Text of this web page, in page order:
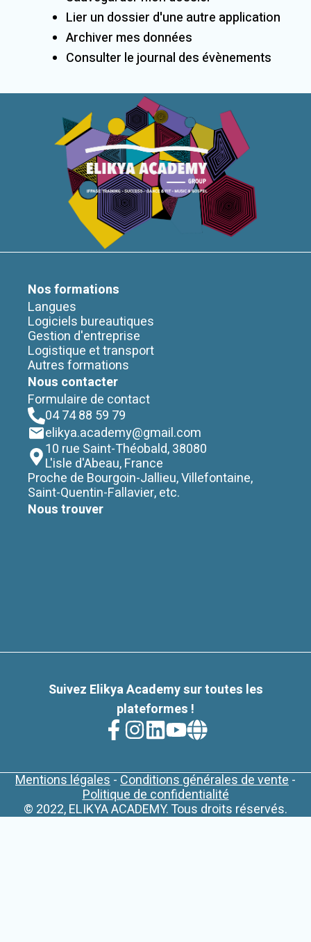
Lier un dossier d'une autre application
Archiver mes données
Consulter le journal des évènements
Nos formations
Langues
Logiciels bureautiques
Gestion d'entreprise
Logistique et transport
Autres formations
Nous contacter
Formulaire de contact
04 74 88 59 79
elikya.academy@gmail.com
10 rue Saint-Théobald,38080
L'isle d'Abeau, France
Proche de Bourgoin-Jallieu, Villefontaine,
Saint-Quentin-Fallavier, etc.
Nous trouver
Suivez Elikya Academysur toutes les
plateformes !
Mentions légales-Conditions générales de vente-
Politique de confidentialité
© 2022, ELIKYA ACADEMY. Tous droits réservés.